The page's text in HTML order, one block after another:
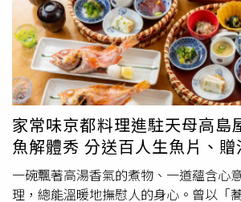
蠕動與增加飽足感，低熱量又高飽足，
至於芽苗蔬菜，她推薦青花椰苗、蘿蔔
菜苗等，簡單沖洗後即可加入綠拿鐵、
涼麵，甚至放在颱風天的泡麵上，既能
補充營養。陳冠蓉解釋，芽苗富含植化
蘿蔔硫素含量尤其高，具有強大的抗氧
用，並含有維生素C、E、K，能促進膠
康。葉酸支持細胞分裂與修復，對孕婦
能幫助消化與代謝；鈣與鎂則維持骨骼
且營養密度高，少量就能攝取豐富養分
家常味京都料理進駐天母高島
魚解體秀 分送百人生魚片、
一碗飄著高湯香氣的煮物、一道蘊含心
理，總能溫暖地撫慰人的身心。曾以「